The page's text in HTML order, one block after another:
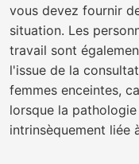
vous devez fournir
situation. Les
travail sont
l'issue de la
femmes enceintes,
lorsque la
intrinsèquement liée